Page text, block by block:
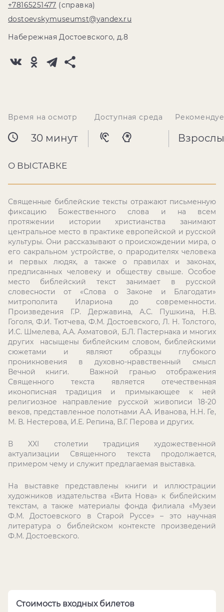
+78165251477 (справка)
dostoevskymuseumst@yandex.ru
Набережная Достоевского, д.8
Время на осмотр
30 минут
Доступная среда
О ВЫСТАВКЕ
Священные библейские тексты отражают письменную
фиксацию Божественного слова и на всем
протяжении истории христианства занимают
центральное место в практике европейской и русской
культуры. Они рассказывают о происхождении мира, о
его сакральном устройстве, о прародителях человека
и первых людях, а также о правилах и законах,
предписанных человеку и обществу свыше. Особое
место библейский текст занимает в русской
словесности от «Слова о Законе и Благодати»
митрополита Илариона до современности.
Произведения Г.Р. Державина, А.С. Пушкина, Н.В.
Гоголя, Ф.И. Тютчева, Ф.М. Достоевского, Л. Н. Толстого,
И.С. Шмелева, А.А. Ахматовой, Б.Л. Пастернака и многих
других насыщены библейским словом, библейскими
сюжетами и являют образцы глубокого
проникновения в духовно-нравственный смысл
Вечной книги. Важной гранью отображения
Священного текста является отечественная
иконописная традиция и примыкающее к ней
религиозное направление русской живописи 18-20
веков, представленное полотнами А.А. Иванова, Н.Н. Ге,
М. В. Нестерова, И.Е. Репина, В.Г. Перова и других.
В XXI столетии традиция художественной
актуализации Священного текста продолжается,
примером чему и служит предлагаемая выставка.
На выставке представлены книги и иллюстрации
художников издательства «Вита Нова» к библейским
текстам, а также материалы фонда филиала «Музеи
Ф.М. Достоевского в Старой Руссе» – это научная
литература о библейском контексте произведений
Ф.М. Достоевского.
Стоимость входных билетов